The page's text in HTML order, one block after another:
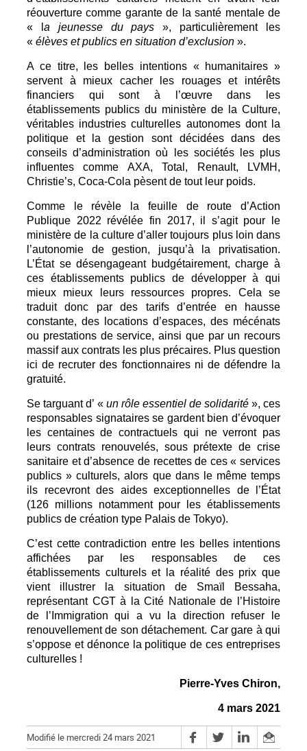
réouverture comme garante de la santé mentale de
« l a jeunesse du pays», particulièrement les
« élèves et publics en situation d’exclusion ».
A ce titre, les belles intentions « humanitaires »
servent à mieux cacher les rouages et intérêts
financiers qui sont à l’œuvre dans les
établissements publics du ministère de la Culture,
véritables industries culturelles autonomes dont la
politique et la gestion sont décidées dans des
conseils d’administration où les sociétés les plus
influentes comme AXA, Total, Renault, LVMH,
Christie’s, Coca-Cola pèsent de tout leur poids.
Comme le révèle la feuille de route d’Action
Publique 2022 révélée fin 2017, il s’agit pour le
ministère de la culture d’aller toujours plus loin dans
l’autonomie de gestion, jusqu’à la privatisation.
L’État se désengageant budgétairement, charge à
ces établissements publics de développer à qui
mieux mieux leurs ressources propres. Cela se
traduit donc par des tarifs d’entrée en hausse
constante, des locations d’espaces, des mécénats
ou prestations de service, ainsi que par un recours
massif aux contrats les plus précaires. Plus question
ici de recruter des fonctionnaires ni de défendre la
gratuité.
Se targuant d’ « un rôle essentiel de solidarité », ces
responsables signataires se gardent bien d’évoquer
les centaines de contractuels qui ne verront pas
leurs contrats renouvelés, sous prétexte de crise
sanitaire et d’absence de recettes de ces « services
publics » culturels, alors que dans le même temps
ils recevront des aides exceptionnelles de l’État
(126 millions notamment pour les établissements
publics de création type Palais de Tokyo).
C’est cette contradiction entre les belles intentions
affichées par les responsables de ces
établissements culturels et la réalité des prix que
vient illustrer la situation de Smaïl Bessaha,
représentant CGT à la Cité Nationale de l’Histoire
de l’Immigration qui a vu la direction refuser le
renouvellement de son détachement. Car gare à qui
s’oppose et dénonce la politique de ces entreprises
culturelles !
Pierre-Yves Chiron,
4 mars 2021
Modifié le mercredi 24 mars 2021